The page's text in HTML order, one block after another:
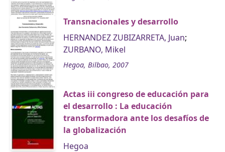
Transnacionales y desarrollo
HERNANDEZ ZUBIZARRETA, Juan;
ZURBANO, Mikel
Hegoa, Bilbao, 2007
Actas iii congreso de educación para
el desarrollo : La educación
transformadora ante los desafíos de
la globalización
Hegoa